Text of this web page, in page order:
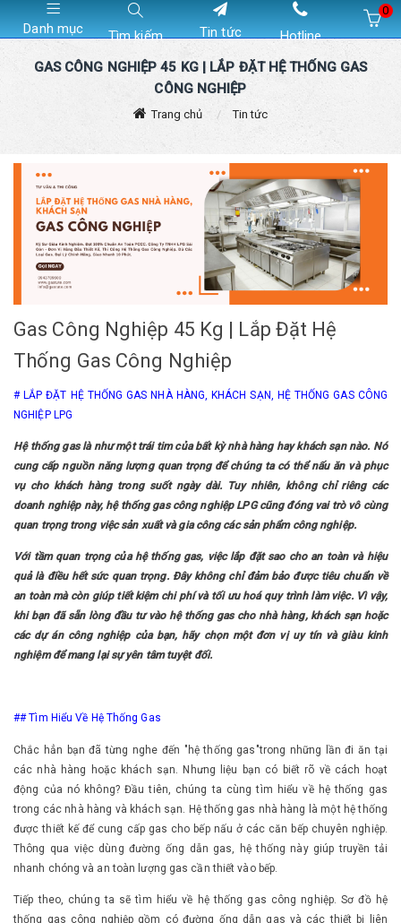
Danh mục Tìm kiếm Tin tức Hotline
0
GAS CÔNG NGHIỆP 45 KG | LẮP ĐẶT HỆ THỐNG GAS
CÔNG NGHIỆP
Trang chủ Tin tức
Gas Công Nghiệp 45 Kg | Lắp Đặt Hệ
Thống Gas Công Nghiệp
# LẮP ĐẶT HỆ THỐNG GAS NHÀ HÀNG, KHÁCH SẠN, HỆ THỐNG GAS CÔNG
NGHIỆP LPG
Hệ thống gas là như một trái tim của bất kỳ nhà hàng hay khách sạn nào. Nó
cung cấp nguồn năng lượng quan trọng để chúng ta có thể nấu ăn và phục
vụ cho khách hàng trong suốt ngày dài. Tuy nhiên, không chỉ riêng các
doanh nghiệp này, hệ thống gas công nghiệp LPG cũng đóng vai trò vô cùng
quan trọng trong việc sản xuất và gia công các sản phẩm công nghiệp.
Với tầm quan trọng của hệ thống gas, việc lắp đặt sao cho an toàn và hiệu
quả là điều hết sức quan trọng. Đây không chỉ đảm bảo được tiêu chuẩn về
an toàn mà còn giúp tiết kiệm chi phí và tối ưu hoá quy trình làm việc. Vì vậy,
khi bạn đã sẵn lòng đầu tư vào hệ thống gas cho nhà hàng, khách sạn hoặc
các dự án công nghiệp của bạn, hãy chọn một đơn vị uy tín và giàu kinh
nghiệm để mang lại sự yên tâm tuyệt đối.
##Tìm Hiểu Về Hệ Thống Gas
Chắc hẳn bạn đã từng nghe đến "hệ thống gas"trong những lần đi ăn tại
các nhà hàng hoặc khách sạn. Nhưng liệu bạn có biết rõ về cách hoạt
động của nó không? Đầu tiên, chúng ta cùng tìm hiểu về hệ thống gas
trong các nhà hàng và khách sạn. Hệ thống gas nhà hàng là một hệ thống
được thiết kế để cung cấp gas cho bếp nấu ở các căn bếp chuyên nghiệp.
Thông qua việc dùng đường ống dẫn gas, hệ thống này giúp truyền tải
nhanh chóng và an toàn lượng gas cần thiết vào bếp.
Tiếp theo, chúng ta sẽ tìm hiểu về hệ thống gas công nghiệp. Sơ đồ hệ
thống gas công nghiệp gồm có đường ống dẫn gas và các thiết bị liên